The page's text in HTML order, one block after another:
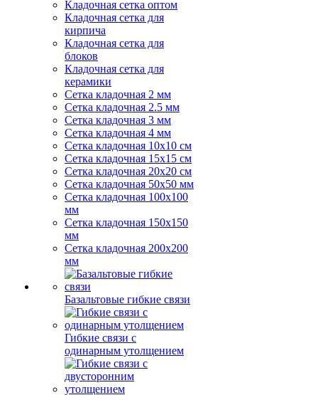
Кладочная сетка оптом
Кладочная сетка для
кирпича
Кладочная сетка для
блоков
Кладочная сетка для
керамики
Сетка кладочная 2 мм
Сетка кладочная 2.5 мм
Сетка кладочная 3 мм
Сетка кладочная 4 мм
Сетка кладочная 10x10 см
Сетка кладочная 15x15 см
Сетка кладочная 20x20 см
Сетка кладочная 50x50 мм
Сетка кладочная 100x100
мм
Сетка кладочная 150x150
мм
Сетка кладочная 200x200
мм
Базальтовые гибкие связи
Гибкие связи с
одинарным утолщением